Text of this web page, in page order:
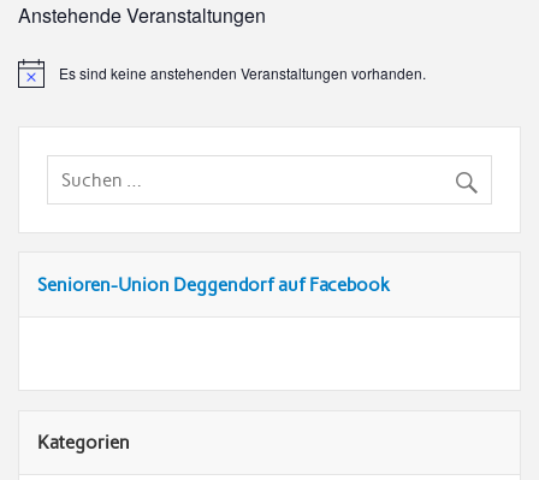
Anstehende Veranstaltungen
Es sind keine anstehenden Veranstaltungen vorhanden.
Senioren-Union Deggendorf auf Facebook
Kategorien